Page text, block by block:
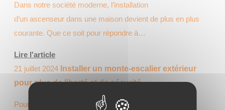
Dans notre société moderne, l’installation
d’un ascenseur dans une maison devient de plus en plus
courante. Que ce soit pour répondre à…
Lire l'article
21 juillet 2024 Installer un monte-escalier extérieur
pour plus de liberté et de sécurité
Pour les personnes à mobilité réduite (PMR), ou celles